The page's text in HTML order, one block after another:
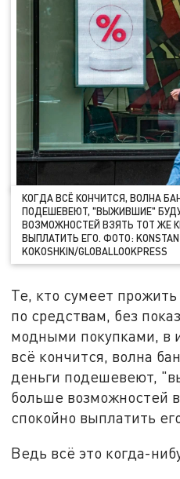
КОГДА ВСЁ КОНЧИТСЯ, ВОЛНА
ПОДЕШЕВЕЮТ, "ВЫЖИВШИЕ"
ВОЗМОЖНОСТЕЙ ВЗЯТЬ ТОТ ЖЕ
ВЫПЛАТИТЬ ЕГО. ФОТО:
KOKOSHKIN/GLOBALLOOKPRESS
Те, кто сумеет
по средствам, без
модными покупками, в
всё кончится, волна
деньги подешевеют,
больше возможностей
спокойно выплатить
Ведь всё это когда-